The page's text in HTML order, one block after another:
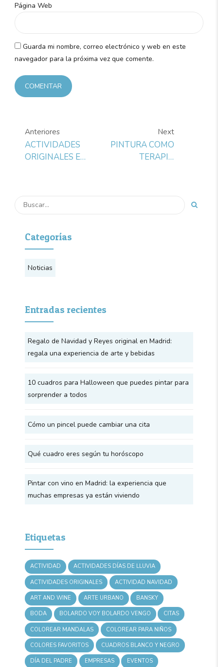
Página Web
Guarda mi nombre, correo electrónico y web en este
navegador para la próxima vez que comente.
COMENTAR
Anteriores
ACTIVIDADES
ORIGINALES EN
CUADROS EN
PAREJA, CON
AMIGOS O
COMO REGALO
Next
PINTURA COMO
TERAPIA
Categorías
Noticias
Entradas recientes
Regalo de Navidad y Reyes original en Madrid:
regala una experiencia de arte y bebidas
10 cuadros para Halloween que puedes pintar para
sorprender a todos
Cómo un pincel puede cambiar una cita
Qué cuadro eres según tu horóscopo
Pintar con vino en Madrid: la experiencia que
muchas empresas ya están viviendo
Etiquetas
ACTIVIDAD ACTIVIDADES DÍAS DE LLUVIA
ACTIVIDADES ORIGINALES ACTIVIDAD NAVIDAD
ART AND WINE ARTE URBANO BANSKY
BODA BOLARDO VOY BOLARDO VENGO CITAS
COLOREAR MANDALAS COLOREAR PARA NIÑOS
COLORES FAVORITOS CUADROS BLANCO Y NEGRO
DÍA DEL PADRE EMPRESAS EVENTOS